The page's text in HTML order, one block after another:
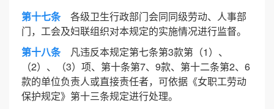
第十七条各级卫生行政部门会同同级劳动、人事部
门，工会及妇联组织对本规定的实施情况进行监督。
第十八条凡违反本规定第七条第3款第（1）、
（2）、（3）项、第十条第7、9款、第十二条第2、6
款的单位负责人或直接责任者，可依据《女职工劳动
保护规定》第十三条规定进行处理。